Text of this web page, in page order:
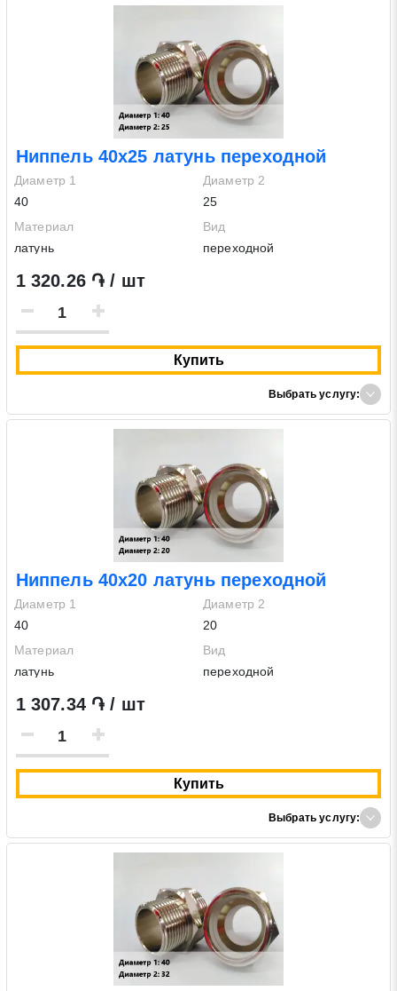
Ниппель 40х25 латунь переходной
Диаметр 1
40
Диаметр 2
25
Материал
латунь
Вид
переходной
1 320.26 ֏ / шт
Купить
Выбрать услугу:
Ниппель 40х20 латунь переходной
Диаметр 1
40
Диаметр 2
20
Материал
латунь
Вид
переходной
1 307.34 ֏ / шт
Купить
Выбрать услугу: